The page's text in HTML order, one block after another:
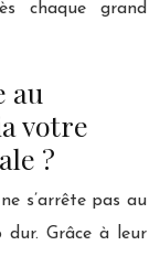
chaque grand
au
votre
?
s’arrête pas au
dur. Grâce à leur